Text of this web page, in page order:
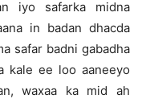
iyo safarka midna
in badan dhacda
safar badni gabadha
kale ee loo aaneeyo
waxaa ka mid ah